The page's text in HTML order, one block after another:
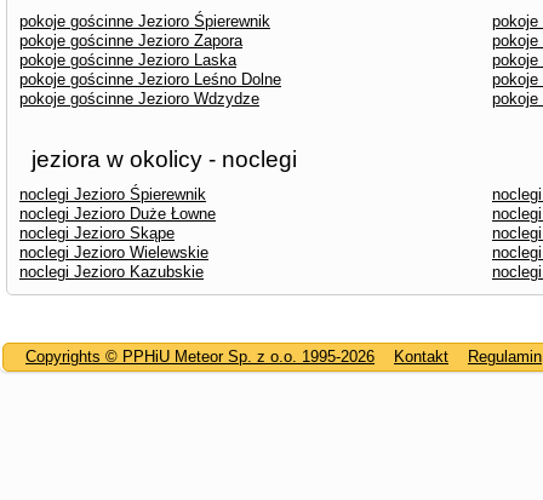
pokoje gościnne Jezioro Śpierewnik
pokoje
pokoje gościnne Jezioro Zapora
pokoje
pokoje gościnne Jezioro Laska
pokoje
pokoje gościnne Jezioro Leśno Dolne
pokoje
pokoje gościnne Jezioro Wdzydze
pokoje
jeziora w okolicy - noclegi
noclegi Jezioro Śpierewnik
noclegi Jezioro Duże Łowne
noclegi Jezioro Skąpe
noclegi Jezioro Wielewskie
noclegi Jezioro Kazubskie
Copyrights © PPHiU Meteor Sp. z o.o. 1995-2026 Kontakt Regulamin